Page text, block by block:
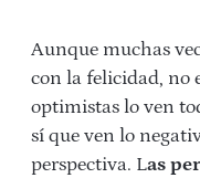
Aunque muchas
con la felicidad, no
optimistas lo ven
sí que ven lo
perspectiva. Las